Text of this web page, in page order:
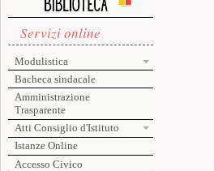
Servizi online
Modulistica
Bacheca sindacale
Amministrazione
Trasparente
Atti Consiglio d'Istituto
Istanze Online
Accesso Civico